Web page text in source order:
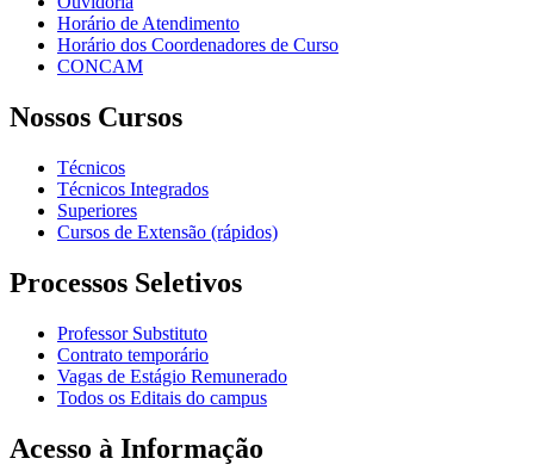
Horário de Atendimento
Horário dos Coordenadores de Curso
CONCAM
Nossos Cursos
Técnicos
Técnicos Integrados
Superiores
Cursos de Extensão (rápidos)
Processos Seletivos
Professor Substituto
Contrato temporário
Vagas de Estágio Remunerado
Todos os Editais do campus
Acesso à Informação